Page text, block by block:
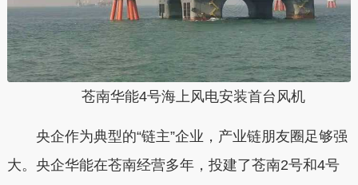
苍南华能4号海上风电安装首台风机
央企作为典型的“链主”企业，产业链朋友圈足够强
大。央企华能在苍南经营多年，投建了苍南2号和4号